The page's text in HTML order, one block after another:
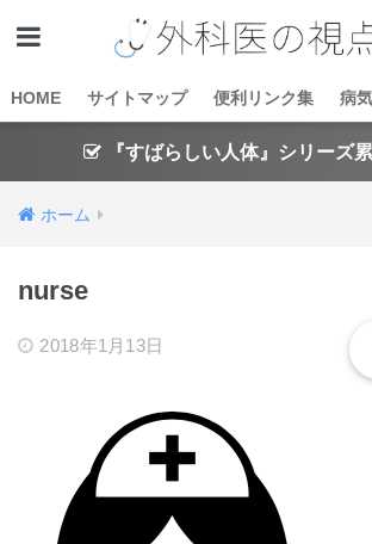
HOME サイトマップ 便利リンク集 病
『すばらしい人体』シリーズ
ホーム
nurse
2018年1月13日